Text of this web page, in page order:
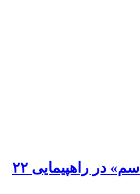
عکس/ حضور «حاج قاسم» در راهپیمایی ۲۲